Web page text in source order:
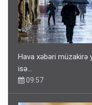
Hava xəbəri müzakirə
isə…
09:57